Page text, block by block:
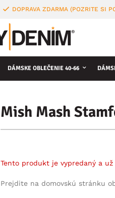
DOPRAVA ZDARMA (POZRITE SI
DÁMSKE OBLEČENIE 40-66
Mish Mash
Tento produkt je vypredaný a
Prejdite na domovskú stránku